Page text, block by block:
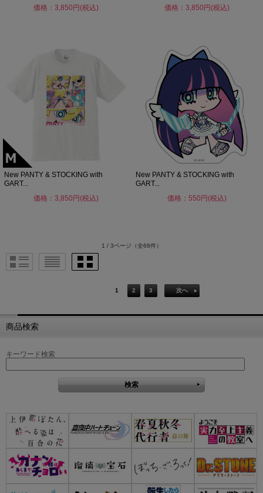
価格：3,850円(税込) 価格：3,850円(税込)
New PANTY & STOCKING with
GART...
価格：3,850円(税込)
New PANTY & STOCKING with
GART...
価格：550円(税込)
1 / 3ページ （全68件）
1 2 3 次へ
商品検索
キーワード検索